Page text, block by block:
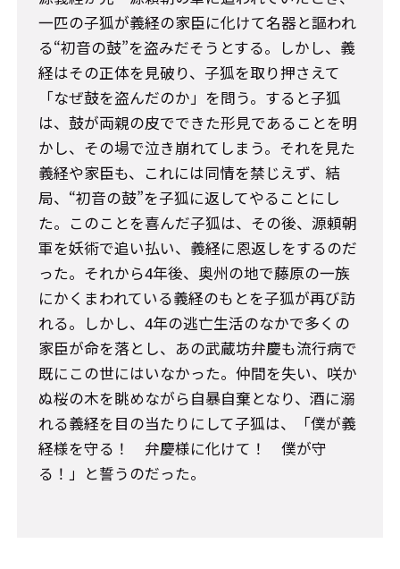
一匹の子狐が義経の家臣に化けて名器と謳われ
る“初音の鼓”を盗みだそうとする。しかし、義
経はその正体を見破り、子狐を取り押さえて
「なぜ鼓を盗んだのか」を問う。すると子狐
は、鼓が両親の皮でできた形見であることを明
かし、その場で泣き崩れてしまう。それを見た
義経や家臣も、これには同情を禁じえず、結
局、“初音の鼓”を子狐に返してやることにし
た。このことを喜んだ子狐は、その後、源頼朝
軍を妖術で追い払い、義経に恩返しをするのだ
った――。それから4年後、奥州の地で藤原の一族
にかくまわれている義経のもとを子狐が再び訪
れる。しかし、4年の逃亡生活のなかで多くの
家臣が命を落とし、あの武蔵坊弁慶も流行病で
既にこの世にはいなかった。仲間を失い、咲か
ぬ桜の木を眺めながら自暴自棄となり、酒に溺
れる義経を目の当たりにして子狐は、「僕が義
経様を守る！ 弁慶様に化けて！ 僕が守
る！」と誓うのだった――。